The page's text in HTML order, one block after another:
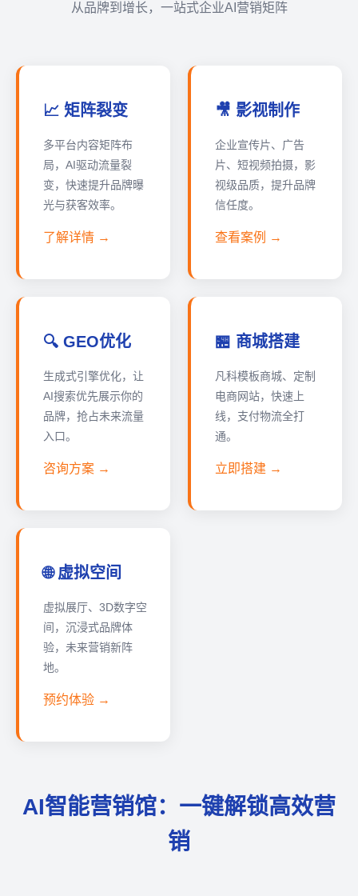
从品牌到增长，一站式企业AI营销矩阵
📈 矩阵裂变
多平台内容矩阵布
局，AI驱动流量裂
变，快速提升品牌曝
光与获客效率。
了解详情 →
🎥 影视制作
企业宣传片、广告
片、短视频拍摄，影
视级品质，提升品牌
信任度。
查看案例 →
🔍 GEO优化
生成式引擎优化，让
AI搜索优先展示你的
品牌，抢占未来流量
入口。
咨询方案 →
🏪 商城搭建
凡科模板商城、定制
电商网站，快速上
线，支付物流全打
通。
立即搭建 →
🌐 虚拟空间
虚拟展厅、3D数字空
间，沉浸式品牌体
验，未来营销新阵
地。
预约体验 →
AI智能营销馆：一键解锁高效营
销